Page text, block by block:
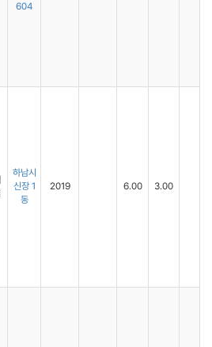
604
하남시
신장 1
동
2019 6.00 3.00